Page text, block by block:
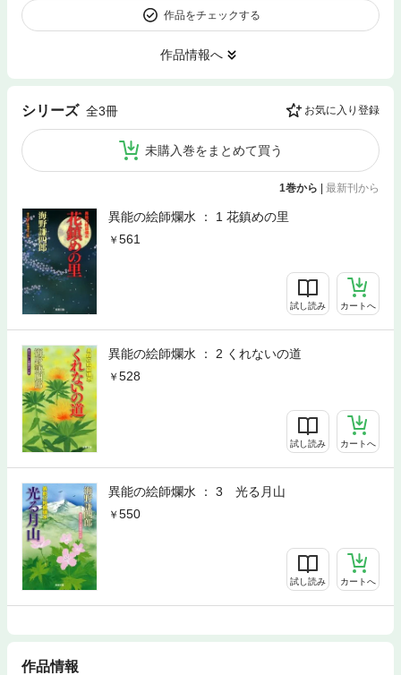
作品をチェックする
作品情報へ
シリーズ 全3冊 お気に入り登録
未購入巻をまとめて買う
1巻から | 最新刊から
異能の絵師爛水 ： 1 花鎮めの里
561
試し読み カートへ
異能の絵師爛水 ： 2 くれないの道
528
試し読み カートへ
異能の絵師爛水 ： 3 光る月山
550
試し読み カートへ
作品情報